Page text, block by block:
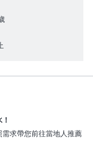
求帶您前往當地人推薦